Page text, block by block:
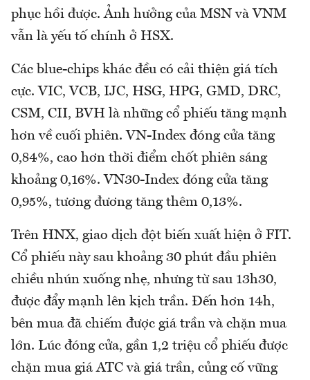
phục hồi được. Ảnh hưởng của MSN và VNM
vẫn là yếu tố chính ở HSX.
Các blue-chips khác đều có cải thiện giá tích
cực. VIC, VCB, IJC, HSG, HPG, GMD, DRC,
CSM, CII, BVH là những cổ phiếu tăng mạnh
hơn về cuối phiên. VN-Index đóng cửa tăng
0,84%, cao hơn thời điểm chốt phiên sáng
khoảng 0,16%. VN30-Index đóng cửa tăng
0,95%, tương đương tăng thêm 0,13%.
Trên HNX, giao dịch đột biến xuất hiện ở FIT.
Cổ phiếu này sau khoảng 30 phút đầu phiên
chiều nhún xuống nhẹ, nhưng từ sau 13h30,
được đẩy mạnh lên kịch trần. Đến hơn 14h,
bên mua đã chiếm được giá trần và chặn mua
lớn. Lúc đóng cửa, gần 1,2 triệu cổ phiếu được
chặn mua giá ATC và giá trần, củng cố vững